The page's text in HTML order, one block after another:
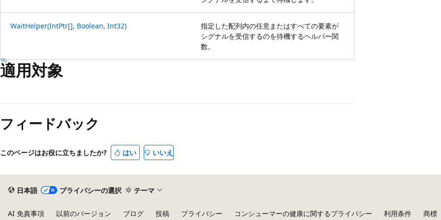
WaitHelper(IntPtr[], Boolean, Int32)
指定した配列内の任意またはすべての要素が
シグナルを受信するのを待機するヘルパー関
数。
適用対象
フィードバック
このページはお役に立ちましたか? はい いいえ
日本語 プライバシーの選択 テーマ
AI 免責事項 以前のバージョン ブログ 投稿 プライバシー コンシューマーの健康に関するプライバシー 利用条件 商標